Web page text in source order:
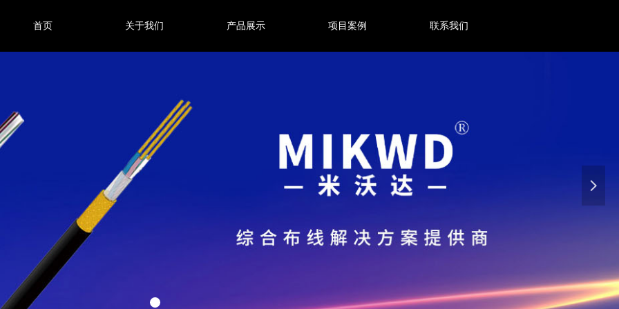
首页 关于我们 产品展示 项目案例 联系我们
넲